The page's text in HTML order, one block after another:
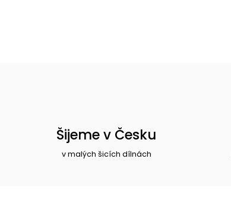
Šijeme v Česku
v malých šicích dílnách